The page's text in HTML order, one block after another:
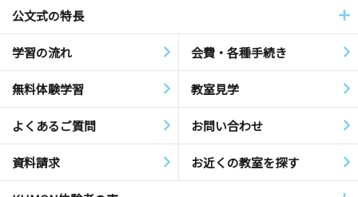
公文式の特長
学習の流れ 会費・各種手続き
無料体験学習 教室見学
よくあるご質問 お問い合わせ
資料請求 お近くの教室を探す